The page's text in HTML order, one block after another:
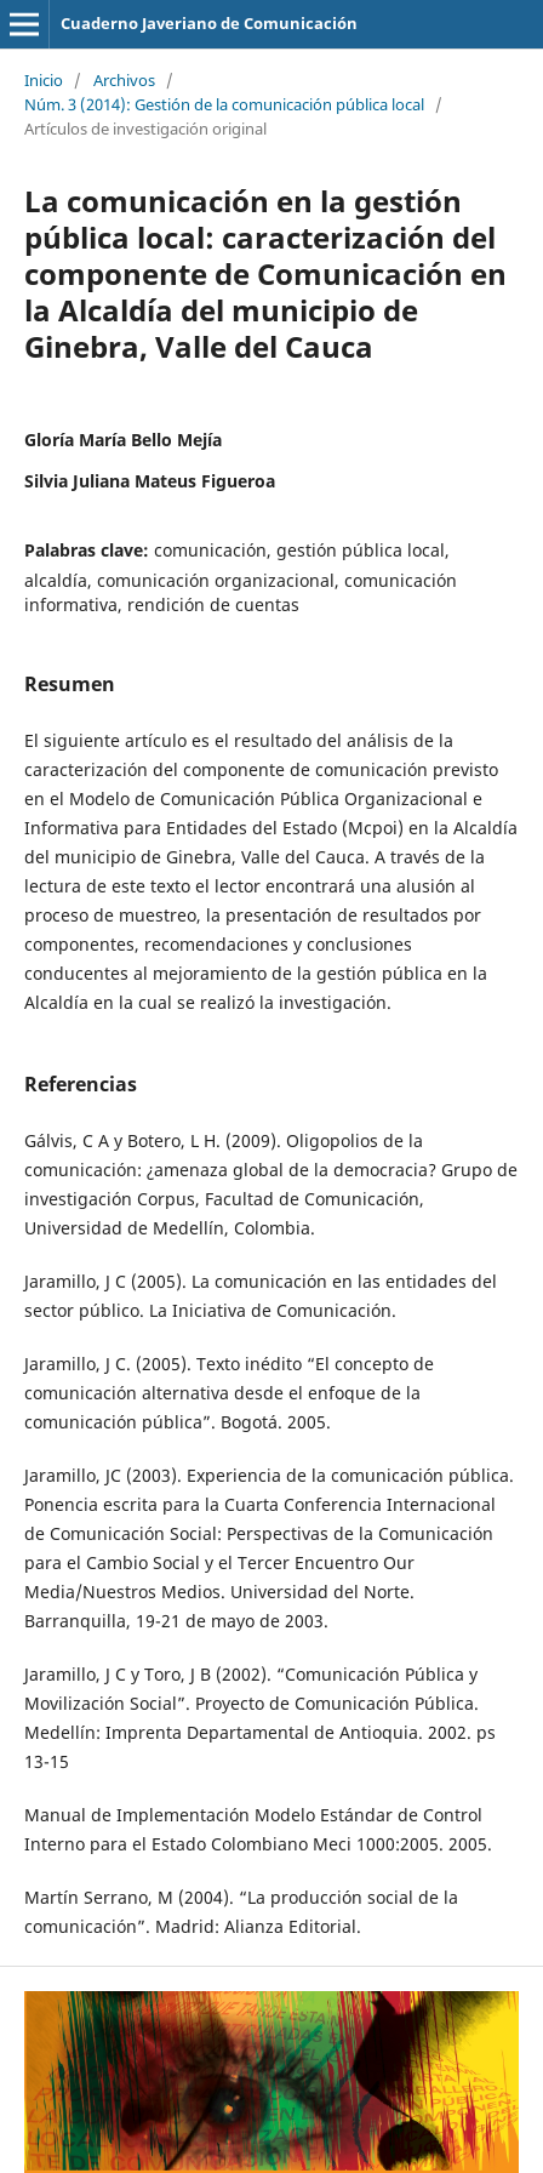
Cuaderno Javeriano de Comunicación
Inicio / Archivos /
Núm. 3 (2014): Gestión de la comunicación pública local /
Artículos de investigación original
La comunicación en la gestión
pública local: caracterización del
componente de Comunicación en
la Alcaldía del municipio de
Ginebra, Valle del Cauca
Gloría María Bello Mejía
Silvia Juliana Mateus Figueroa
Palabras clave: comunicación, gestión pública local,
alcaldía, comunicación organizacional, comunicación
informativa, rendición de cuentas
Resumen
El siguiente artículo es el resultado del análisis de la
caracterización del componente de comunicación previsto
en el Modelo de Comunicación Pública Organizacional e
Informativa para Entidades del Estado (Mcpoi) en la Alcaldía
del municipio de Ginebra, Valle del Cauca. A través de la
lectura de este texto el lector encontrará una alusión al
proceso de muestreo, la presentación de resultados por
componentes, recomendaciones y conclusiones
conducentes al mejoramiento de la gestión pública en la
Alcaldía en la cual se realizó la investigación.
Referencias
Gálvis, C A y Botero, L H. (2009). Oligopolios de la
comunicación: ¿amenaza global de la democracia? Grupo de
investigación Corpus, Facultad de Comunicación,
Universidad de Medellín, Colombia.
Jaramillo, J C (2005). La comunicación en las entidades del
sector público. La Iniciativa de Comunicación.
Jaramillo, J C. (2005). Texto inédito “El concepto de
comunicación alternativa desde el enfoque de la
comunicación pública”. Bogotá. 2005.
Jaramillo, JC (2003). Experiencia de la comunicación pública.
Ponencia escrita para la Cuarta Conferencia Internacional
de Comunicación Social: Perspectivas de la Comunicación
para el Cambio Social y el Tercer Encuentro Our
Media/Nuestros Medios. Universidad del Norte.
Barranquilla, 19-21 de mayo de 2003.
Jaramillo, J C y Toro, J B (2002). “Comunicación Pública y
Movilización Social”. Proyecto de Comunicación Pública.
Medellín: Imprenta Departamental de Antioquia. 2002. ps
13-15
Manual de Implementación Modelo Estándar de Control
Interno para el Estado Colombiano Meci 1000:2005. 2005.
Martín Serrano, M (2004). “La producción social de la
comunicación”. Madrid: Alianza Editorial.